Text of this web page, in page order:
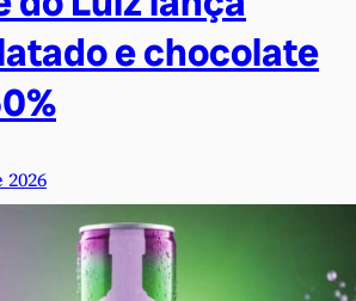
e chocolate
2026